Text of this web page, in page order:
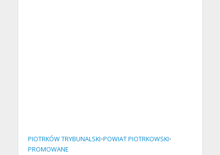
PIOTRKÓW TRYBUNALSKI•POWIAT PIOTRKOWSKI•
PROMOWANE